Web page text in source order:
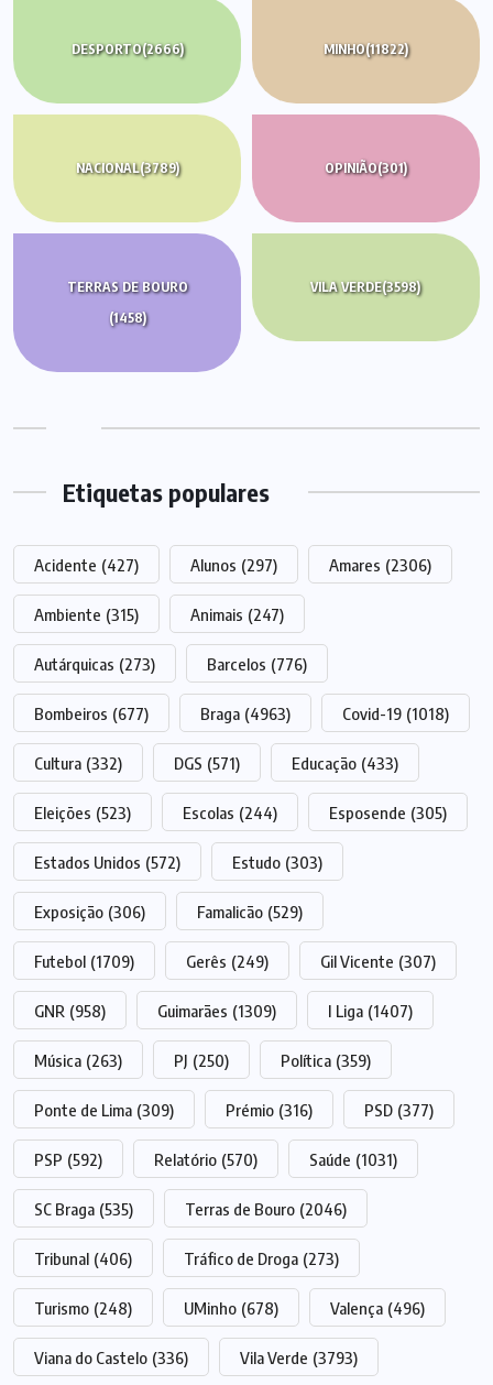
DESPORTO(2666) MINHO(11822)
NACIONAL(3789) OPINIÃO(301)
TERRAS DE BOURO
(1458)
VILA VERDE(3598)
Etiquetas populares
Acidente (427) Alunos (297) Amares (2306)
Ambiente (315) Animais (247)
Autárquicas (273) Barcelos (776)
Bombeiros (677) Braga (4963) Covid-19 (1018)
Cultura (332) DGS (571) Educação (433)
Eleições (523) Escolas (244) Esposende (305)
Estados Unidos (572) Estudo (303)
Exposição (306) Famalicão (529)
Futebol (1709) Gerês (249) Gil Vicente (307)
GNR (958) Guimarães (1309) I Liga (1407)
Música (263) PJ (250) Política (359)
Ponte de Lima (309) Prémio (316) PSD (377)
PSP (592) Relatório (570) Saúde (1031)
SC Braga (535) Terras de Bouro (2046)
Tribunal (406) Tráfico de Droga (273)
Turismo (248) UMinho (678) Valença (496)
Viana do Castelo (336) Vila Verde (3793)